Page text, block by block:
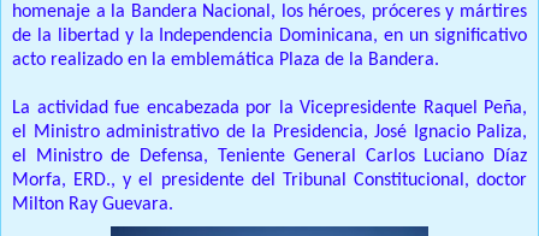
homenaje a la Bandera Nacional, los héroes, próceres y mártires
de la libertad y la Independencia Dominicana, en un significativo
acto realizado en la emblemática Plaza de la Bandera.
La actividad fue encabezada por la Vicepresidente Raquel Peña,
el Ministro administrativo de la Presidencia, José Ignacio Paliza,
el Ministro de Defensa, Teniente General Carlos Luciano Díaz
Morfa, ERD., y el presidente del Tribunal Constitucional, doctor
Milton Ray Guevara.